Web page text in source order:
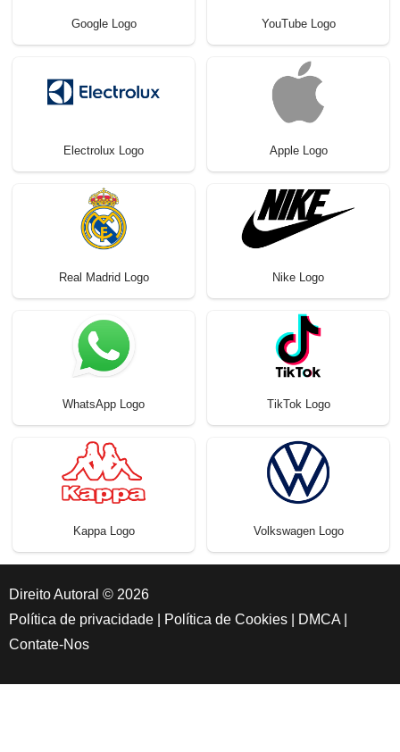
Google Logo YouTube Logo
Electrolux Logo Apple Logo
Real Madrid Logo Nike Logo
WhatsApp Logo TikTok Logo
Kappa Logo Volkswagen Logo
Direito Autoral © 2026
Política de privacidade
Política de Cookies DMCA
Contate-Nos